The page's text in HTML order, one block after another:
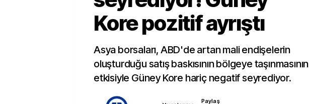
Kore pozitif ayrıştı
Asya borsaları, ABD'de artan mali endişelerin
oluşturduğu satış baskısının bölgeye taşınmasının
etkisiyle Güney Kore hariç negatif seyrediyor.
Paylaş